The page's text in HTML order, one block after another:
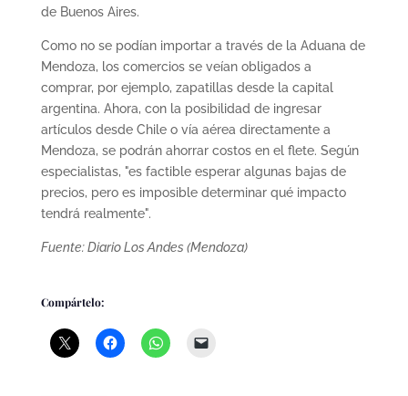
de Buenos Aires.
Como no se podían importar a través de la Aduana de
Mendoza, los comercios se veían obligados a
comprar, por ejemplo, zapatillas desde la capital
argentina. Ahora, con la posibilidad de ingresar
artículos desde Chile o vía aérea directamente a
Mendoza, se podrán ahorrar costos en el flete. Según
especialistas, "es factible esperar algunas bajas de
precios, pero es imposible determinar qué impacto
tendrá realmente".
Fuente: Diario Los Andes (Mendoza)
Compártelo: